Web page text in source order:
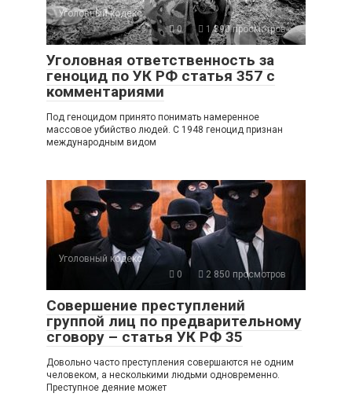
Уголовный кодекс
0
1 390 просмотров
Уголовная ответственность за
геноцид по УК РФ статья 357 с
комментариями
Под геноцидом принято понимать намеренное
массовое убийство людей. С 1948 геноцид признан
международным видом
Уголовный кодекс
0
2 850 просмотров
Совершение преступлений
группой лиц по предварительному
сговору – статья УК РФ 35
Довольно часто преступления совершаются не одним
человеком, а несколькими людьми одновременно.
Преступное деяние может